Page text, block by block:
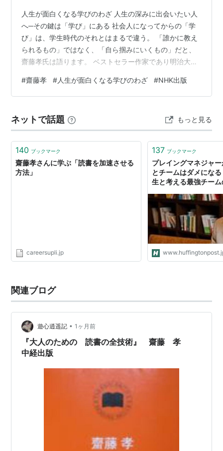
『頭がよくなる必殺！ 読書術』PHP研究所
『教え力』宝島社
『自己プロデュース力 天才の読み方２』大和書房
『三色ボールペン情報活用術』角川書店
ISBN:4047041351
『スポーツマンガの身体』文藝春秋
ISBN:456962829X
『息の人間学』世織書房
『理想の国語教科書 赤版』文藝春秋
ISBN:4163595805
『質問力-話し上手はここがちがう』筑摩書房
『からだを揺さぶる英語入門』角川書店
『日本語「息」「活」「粋」』（共著）小学館
『天才の読み方-究極の元気術』大和書房
ISBN:4593560454
ISBN:4121500652
『渾身、これ一徹！』（共著）角川書店
ISBN:4048837966
『子どもの日本語力をきたえる』文藝春秋
ISBN:4569624790
『読書力』岩波書店ISBN:4004308011
人生が面白くなる学びのわざ 人生の深みに出会いたい人
へ─その鍵は「学び」にある 社会人になってからの「学
び」は、学生時代のそれとはまるで違う。 「誰かに教え
られるもの」ではなく、「自ら掴みにいくもの」だと、
齋藤孝氏は語ります。 ベストセラー作家であり明治大学
ざ』で説くのは、ただ知識を得ることではない。 “人生を
面白くする”という視点からの学び方のエッセンス。 本書
問いに対する具体的なヒントと、今日から実践できる“学
びの技法”が詰まっています。 リスキリング、学び直し、
自己成長…こうしたキーワード…
#齋藤孝 #人生が面白くなる学びのわざ #NHK出版
ネットで話題 もっと見る
140 ブックマーク
齋藤孝さんに学ぶ「読書を加速させる
方法」
careersupli.jp
137 ブックマーク
プレイングマネジャ
とチームはダメにな
生と考える最強チー
関連ブログ
遊心逍遥記 • 1ヶ月前
『大人のための 読書の全技術』 齋藤 孝
中経出版